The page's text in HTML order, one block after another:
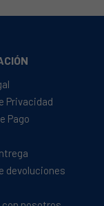
Privacidad
Pago
devoluciones